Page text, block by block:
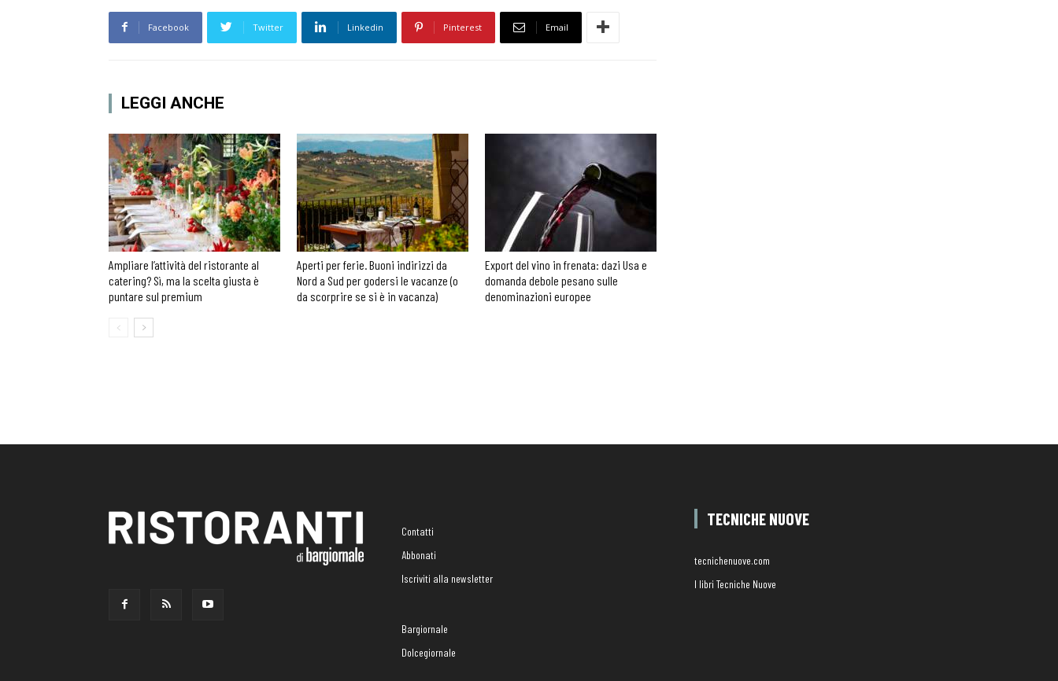
Facebook Twitter Linkedin Pinterest Email
LEGGI ANCHE
Ampliare l’attività del ristorante al
catering? Sì, ma la scelta giusta è
puntare sul premium
Aperti per ferie. Buoni indirizzi da
Nord a Sud per godersi le vacanze (o
da scorprire se si è in vacanza)
Export del vino in frenata: dazi Usa e
domanda debole pesano sulle
denominazioni europee
Contatti
Abbonati
Iscriviti alla newsletter
Bargiornale
Dolcegiornale
TECNICHE NUOVE
tecnichenuove.com
I libri Tecniche Nuove